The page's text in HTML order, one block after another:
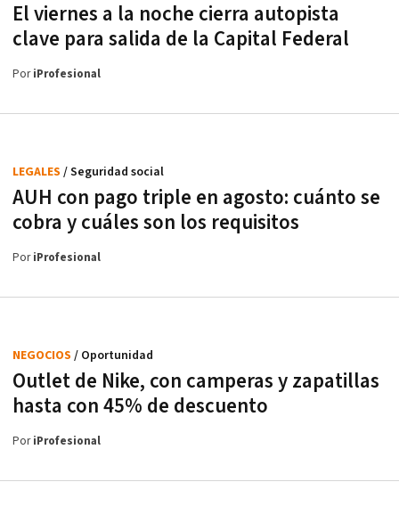
El viernes a la noche cierra autopista
clave para salida de la Capital Federal
PoriProfesional
AUH con pago triple en agosto: cuánto se
cobra y cuáles son los requisitos
LEGALES / Seguridad social
PoriProfesional
Outlet de Nike, con camperas y zapatillas
hasta con 45% de descuento
NEGOCIOS / Oportunidad
PoriProfesional